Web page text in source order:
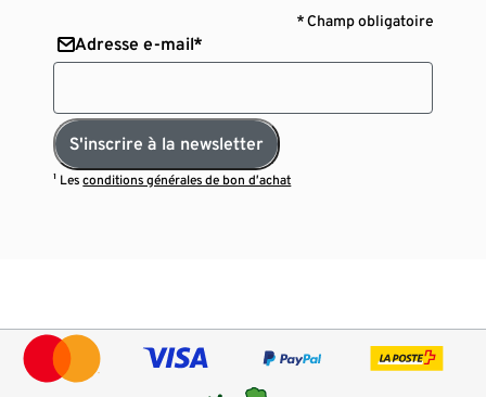
* Champ obligatoire
Adresse e-mail*
S'inscrire à la newsletter
¹ Lesconditions générales de bon d’achat